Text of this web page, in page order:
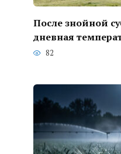
После знойной
дневная
82